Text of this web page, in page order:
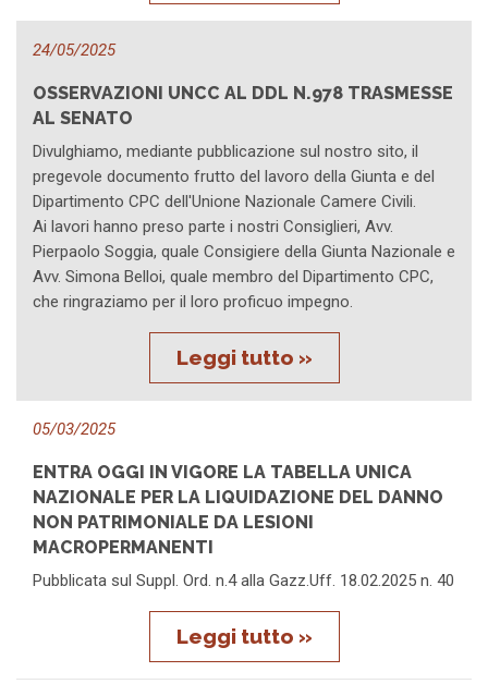
24/05/2025
OSSERVAZIONI UNCC AL DDL N.978 TRASMESSE
AL SENATO
Divulghiamo, mediante pubblicazione sul nostro sito, il
pregevole documento frutto del lavoro della Giunta e del
Dipartimento CPC dell'Unione Nazionale Camere Civili.
Ai lavori hanno preso parte i nostri Consiglieri, Avv.
Pierpaolo Soggia, quale Consigiere della Giunta Nazionale e
Avv. Simona Belloi, quale membro del Dipartimento CPC,
che ringraziamo per il loro proficuo impegno.
Leggi tutto »
05/03/2025
ENTRA OGGI IN VIGORE LA TABELLA UNICA
NAZIONALE PER LA LIQUIDAZIONE DEL DANNO
NON PATRIMONIALE DA LESIONI
MACROPERMANENTI
Pubblicata sul Suppl. Ord. n.4 alla Gazz.Uff. 18.02.2025 n. 40
Leggi tutto »